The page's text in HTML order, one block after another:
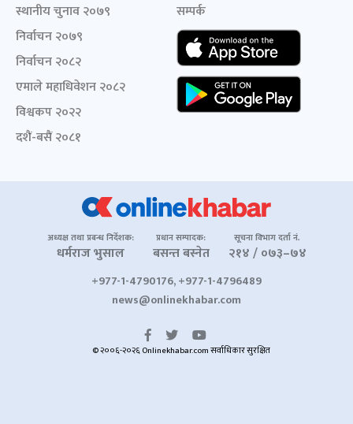
स्थानीय चुनाव २०७९
निर्वाचन २०७९
निर्वाचन २०८२
एमाले महाधिवेशन २०८२
विश्वकप २०२२
दशैं-बसैं २०८१
सम्पर्क
अध्यक्ष तथा प्रबन्ध निर्देशक:
धर्मराज भुसाल
प्रधान सम्पादक:
बसन्त बस्नेत
सूचना विभाग दर्ता नं.
२१४ / ०७३–७४
+977-1-4790176, +977-1-4796489
news@onlinekhabar.com
© २००६-२०२६ Onlinekhabar.com सर्वाधिकार सुरक्षित